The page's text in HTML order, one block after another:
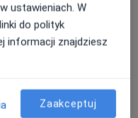
Umów wizytę
Umów wizytę
ustawieniach. W
do polityk
informacji znajdziesz
Zaakceptuj